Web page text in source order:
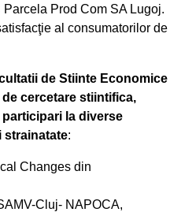
Prod Com SA Lugoj.
al consumatorilor de
de Stiinte Economice
cercetare stiintifica,
la diverse
strainatate:
Changes din
Cluj- NAPOCA,